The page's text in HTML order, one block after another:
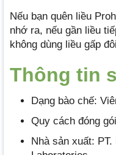
Nếu bạn quên liều
nhớ ra, nếu gần liều
không dùng liều gấp
Thông tin
Dạng bào chế:
Quy cách đóng
Nhà sản xuất: